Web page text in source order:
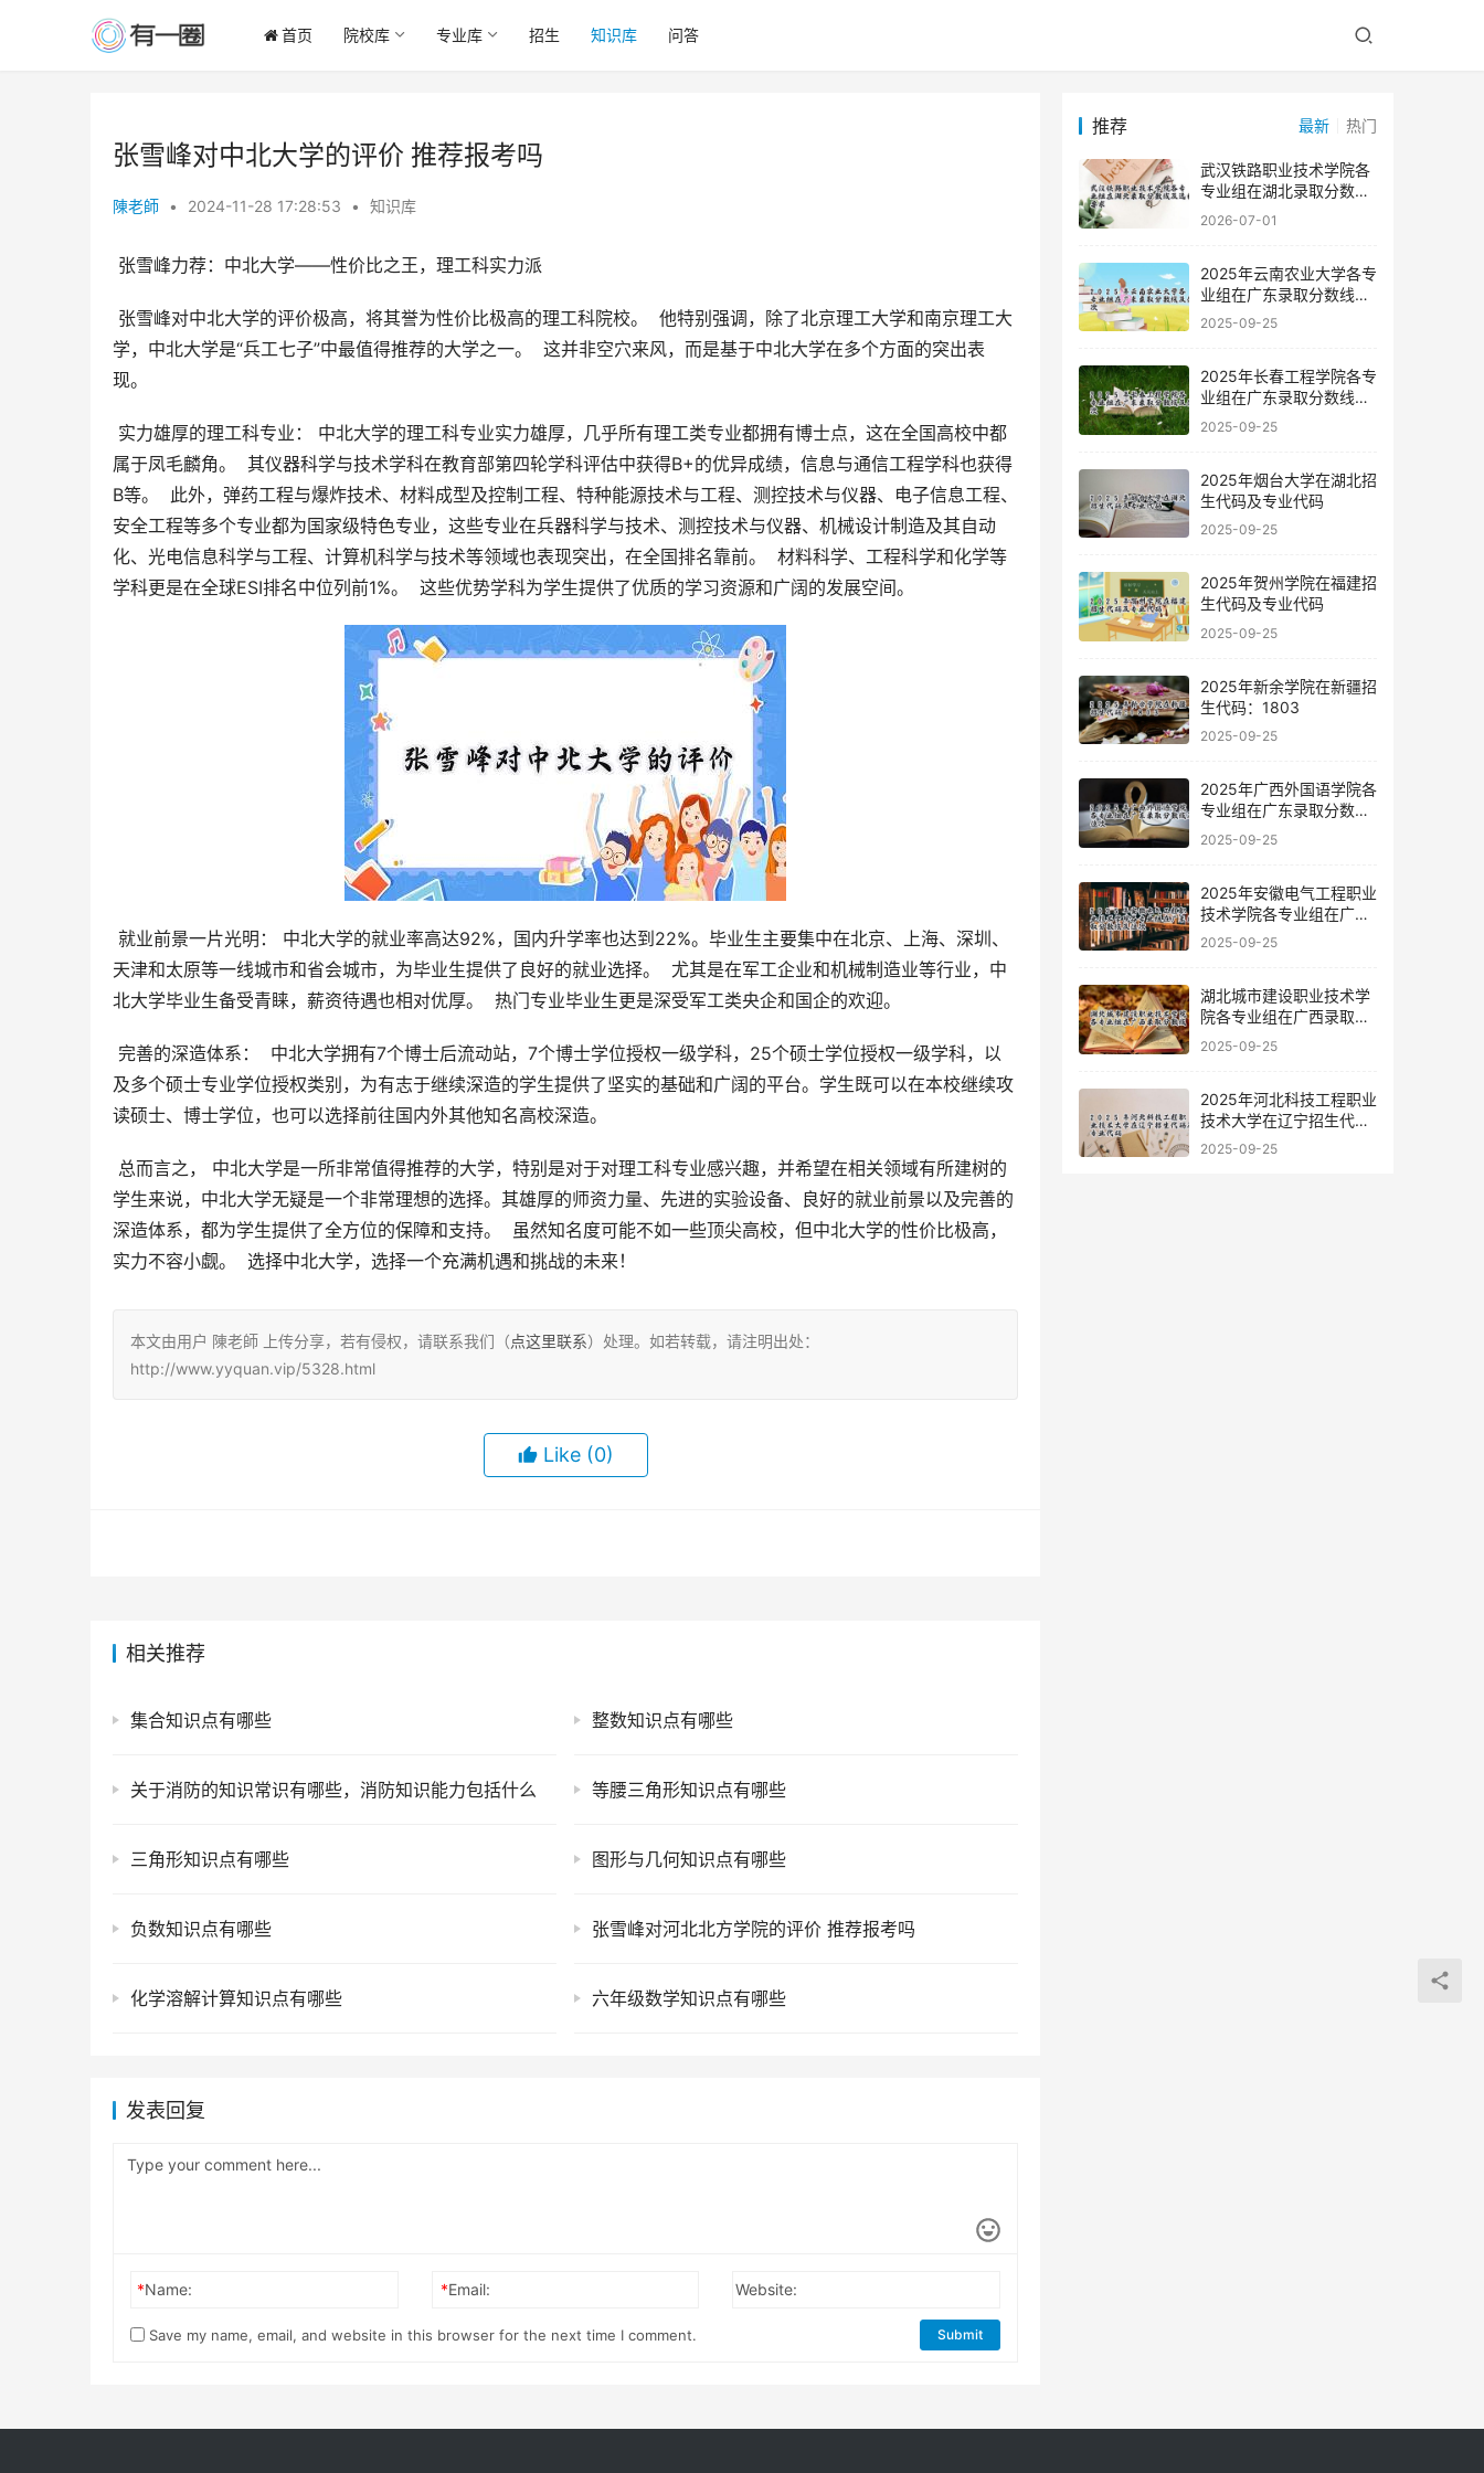
首页 院校库 专业库 招生 知识库 问答
张雪峰对中北大学的评价 推荐报考吗
陳老師 • 2024-11-28 17:28:53 • 知识库
张雪峰力荐：中北大学——性价比之王，理工科实力派
学，中北大学是“兵工七子”中最值得推荐的大学之一。  这并非空穴来风，而是基于中北大学在多个方面的突出表
现。
属于凤毛麟角。  其仪器科学与技术学科在教育部第四轮学科评估中获得B+的优异成绩，信息与通信工程学科也获得
B等。  此外，弹药工程与爆炸技术、材料成型及控制工程、特种能源技术与工程、测控技术与仪器、电子信息工程、
安全工程等多个专业都为国家级特色专业，这些专业在兵器科学与技术、测控技术与仪器、机械设计制造及其自动
化、光电信息科学与工程、计算机科学与技术等领域也表现突出，在全国排名靠前。  材料科学、工程科学和化学等
学科更是在全球ESI排名中位列前1%。  这些优势学科为学生提供了优质的学习资源和广阔的发展空间。
天津和太原等一线城市和省会城市，为毕业生提供了良好的就业选择。  尤其是在军工企业和机械制造业等行业，中
北大学毕业生备受青睐，薪资待遇也相对优厚。  热门专业毕业生更是深受军工类央企和国企的欢迎。
及多个硕士专业学位授权类别，为有志于继续深造的学生提供了坚实的基础和广阔的平台。学生既可以在本校继续攻
读硕士、博士学位，也可以选择前往国内外其他知名高校深造。
学生来说，中北大学无疑是一个非常理想的选择。其雄厚的师资力量、先进的实验设备、良好的就业前景以及完善的
深造体系，都为学生提供了全方位的保障和支持。  虽然知名度可能不如一些顶尖高校，但中北大学的性价比极高，
实力不容小觑。  选择中北大学，选择一个充满机遇和挑战的未来！
本文由用户 陳老師 上传分享，若有侵权，请联系我们（点这里联系）处理。如若转载，请注明出处：
http://www.yyquan.vip/5328.html
Like (0)
相关推荐
集合知识点有哪些 整数知识点有哪些
关于消防的知识常识有哪些，消防知识能力包括什么 等腰三角形知识点有哪些
三角形知识点有哪些 图形与几何知识点有哪些
负数知识点有哪些 张雪峰对河北北方学院的评价 推荐报考吗
化学溶解计算知识点有哪些 六年级数学知识点有哪些
发表回复
*Name: *Email: Website:
Save my name, email, and website in this browser for the next time I comment. Submit
推荐 最新 热门
武汉铁路职业技术学院各
专业组在湖北录取分数线
及选科要求
2026-07-01
2025年云南农业大学各专
业组在广东录取分数线及
位次
2025-09-25
2025年长春工程学院各专
业组在广东录取分数线及
位次
2025-09-25
2025年烟台大学在湖北招
生代码及专业代码
2025-09-25
2025年贺州学院在福建招
生代码及专业代码
2025-09-25
2025年新余学院在新疆招
生代码：1803
2025-09-25
2025年广西外国语学院各
专业组在广东录取分数线
及位次
2025-09-25
2025年安徽电气工程职业
技术学院各专业组在广东
录取分数线及位次
2025-09-25
湖北城市建设职业技术学
院各专业组在广西录取分
数线
2025-09-25
2025年河北科技工程职业
技术大学在辽宁招生代码
及专业代码
2025-09-25